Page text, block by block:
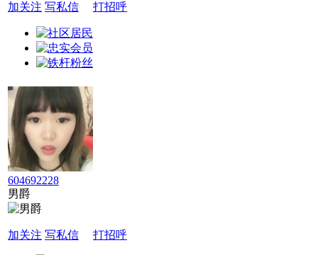
加关注 写私信 打招呼
604692228
男爵
加关注 写私信 打招呼